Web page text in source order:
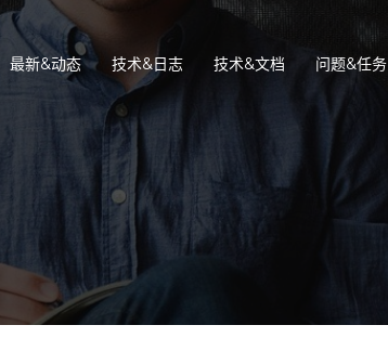
最新&动态 技术&日志 技术&文档 问题&任务